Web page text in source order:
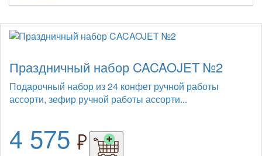
Праздничный набор CACAOJET №2
Подарочный набор из 24 конфет ручной работы
ассорти, зефир ручной работы ассорти...
4 575